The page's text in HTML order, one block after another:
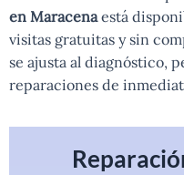
en Maracenaestá
visitas gratuitas y sin
se ajusta al diagnóstico,
reparaciones de